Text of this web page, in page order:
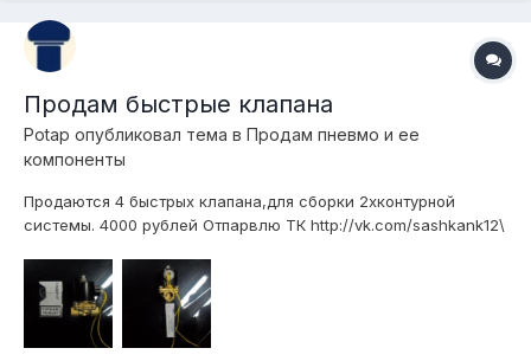
занимает не много места.
Продам быстрые клапана
Potap опубликовал тема в Продам пневмо и ее
компоненты
Продаются 4 быстрых клапана,для сборки 2хконтурной
системы. 4000 рублей Отпарвлю ТК http://vk.com/sashkank12\